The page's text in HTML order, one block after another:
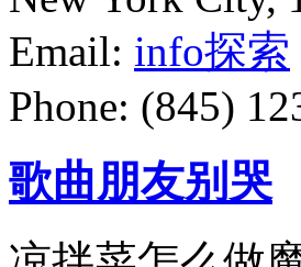
Email: info探索
Phone: (845)
歌曲朋友别哭